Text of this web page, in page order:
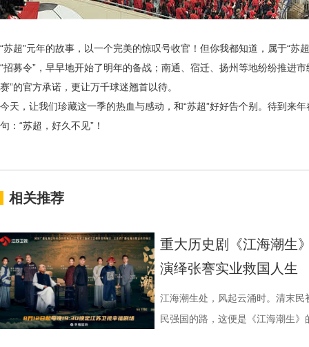
“苏超”元年的故事，以一个完美的惊叹号收官！但你我都知道，属于“苏
“招募令”，早早地开始了明年的备战；南通、宿迁、扬州等地纷纷推进
赛”的官方承诺，更让万千球迷翘首以待。
今天，让我们珍藏这一季的热血与感动，和“苏超”好好告个别。待到来
句：“苏超，好久不见”！
相关推荐
重大历史剧《江海潮生
演绎张謇实业救国人生
江海潮生处，风起云涌时。清末
民强国的路，这便是《江海潮生